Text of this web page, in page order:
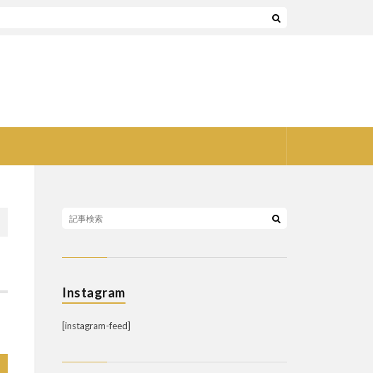
Instagram
[instagram-feed]